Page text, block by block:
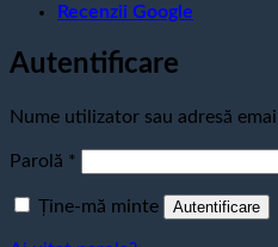
Recenzii Google
Autentificare
Nume utilizator sau adresă email
Parolă *
Ține-mă minte Autentificare